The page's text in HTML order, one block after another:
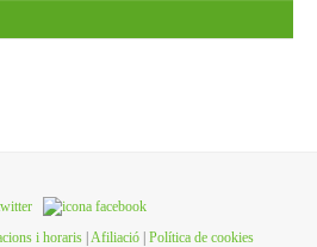
i horaris | Afiliació | Política de cookies